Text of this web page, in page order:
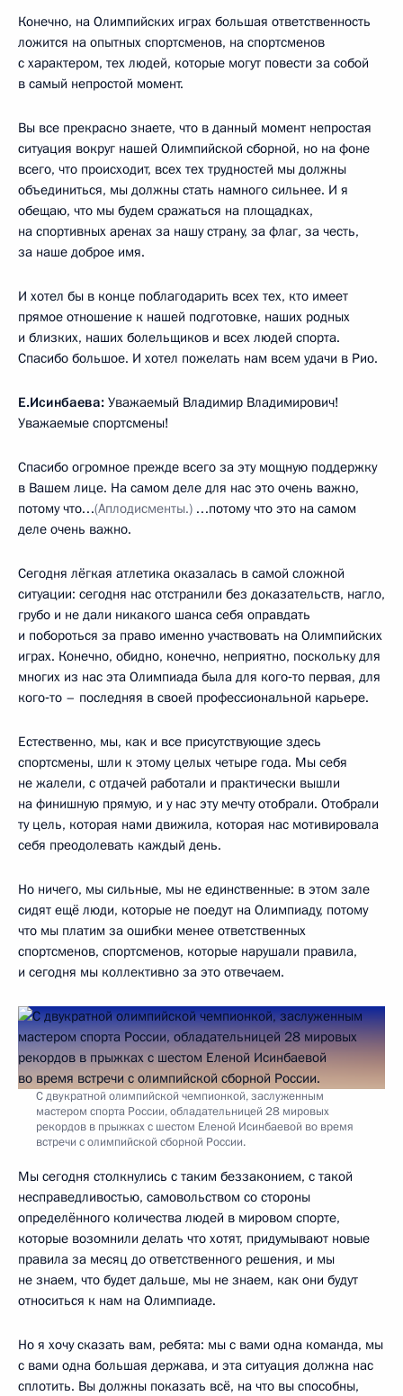
Конечно, на Олимпийских играх большая ответственность
ложится на опытных спортсменов, на спортсменов
с характером, тех людей, которые могут повести за собой
в самый непростой момент.
Вы все прекрасно знаете, что в данный момент непростая
ситуация вокруг нашей Олимпийской сборной, но на фоне
всего, что происходит, всех тех трудностей мы должны
объединиться, мы должны стать намного сильнее. И я
обещаю, что мы будем сражаться на площадках,
на спортивных аренах за нашу страну, за флаг, за честь,
за наше доброе имя.
И хотел бы в конце поблагодарить всех тех, кто имеет
прямое отношение к нашей подготовке, наших родных
и близких, наших болельщиков и всех людей спорта.
Спасибо большое. И хотел пожелать нам всем удачи в Рио.
Е.Исинбаева: Уважаемый Владимир Владимирович!
Уважаемые спортсмены!
Спасибо огромное прежде всего за эту мощную поддержку
в Вашем лице. На самом деле для нас это очень важно,
потому что…(Аплодисменты.) …потому что это на самом
деле очень важно.
Сегодня лёгкая атлетика оказалась в самой сложной
ситуации: сегодня нас отстранили без доказательств, нагло,
грубо и не дали никакого шанса себя оправдать
и побороться за право именно участвовать на Олимпийских
играх. Конечно, обидно, конечно, неприятно, поскольку для
многих из нас эта Олимпиада была для кого‑то первая, для
кого‑то – последняя в своей профессиональной карьере.
Естественно, мы, как и все присутствующие здесь
спортсмены, шли к этому целых четыре года. Мы себя
не жалели, с отдачей работали и практически вышли
на финишную прямую, и у нас эту мечту отобрали. Отобрали
ту цель, которая нами движила, которая нас мотивировала
себя преодолевать каждый день.
Но ничего, мы сильные, мы не единственные: в этом зале
сидят ещё люди, которые не поедут на Олимпиаду, потому
что мы платим за ошибки менее ответственных
спортсменов, спортсменов, которые нарушали правила,
и сегодня мы коллективно за это отвечаем.
С двукратной олимпийской чемпионкой, заслуженным
мастером спорта России, обладательницей 28 мировых
рекордов в прыжках с шестом Еленой Исинбаевой во время
встречи с олимпийской сборной России.
Мы сегодня столкнулись с таким беззаконием, с такой
несправедливостью, самовольством со стороны
определённого количества людей в мировом спорте,
которые возомнили делать что хотят, придумывают новые
правила за месяц до ответственного решения, и мы
не знаем, что будет дальше, мы не знаем, как они будут
относиться к нам на Олимпиаде.
Но я хочу сказать вам, ребята: мы с вами одна команда, мы
с вами одна большая держава, и эта ситуация должна нас
сплотить. Вы должны показать всё, на что вы способны,